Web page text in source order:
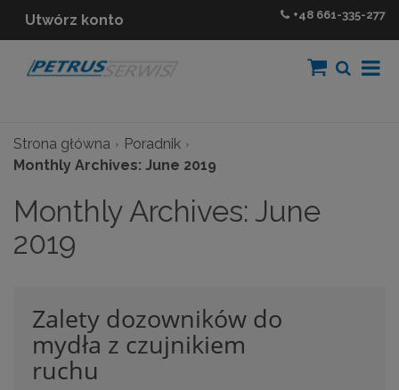
Utwórz konto +48 661-335-277
Strona główna
Poradnik
Monthly Archives: June 2019
Monthly Archives: June
2019
Zalety dozowników do
mydła z czujnikiem
ruchu